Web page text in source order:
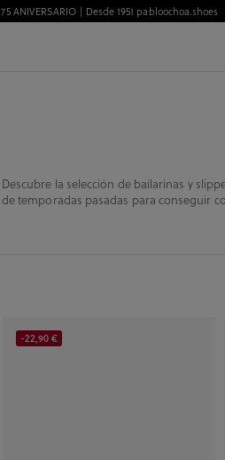
75 ANIVERSARIO | Desde 1951 pabloochoa.shoes
Descubre la selección de bailarinas y
de temporadas pasadas para conseguir
-22,90 €